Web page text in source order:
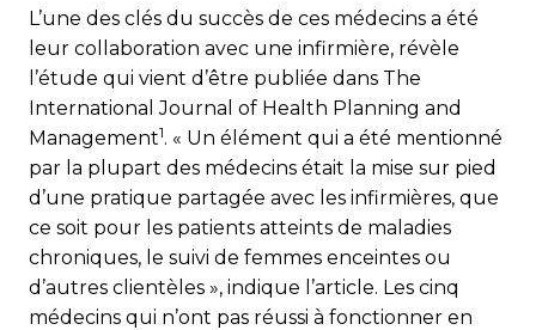
L’une des clés du succès de ces médecins a été
leur collaboration avec une infirmière, révèle
l’étude qui vient d’être publiée dans The
International Journal of Health Planning and
Management1. « Un élément qui a été mentionné
par la plupart des médecins était la mise sur pied
d’une pratique partagée avec les infirmières, que
ce soit pour les patients atteints de maladies
chroniques, le suivi de femmes enceintes ou
d’autres clientèles », indique l’article. Les cinq
médecins qui n’ont pas réussi à fonctionner en